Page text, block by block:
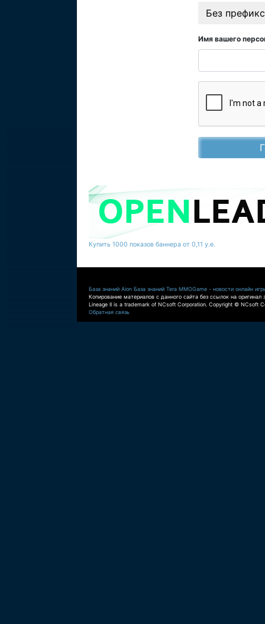
Без
Имя вашего
Купить 1000 показов баннера от 0,11 у.е.
База знаний Aion База знаний Tera MMOGame - новости онлайн
Копирование материалов с данного сайта без ссылок на оригинал
Lineage II is a trademark of NCsoft Corporation. Copyright © NCsoft
Обратная связь